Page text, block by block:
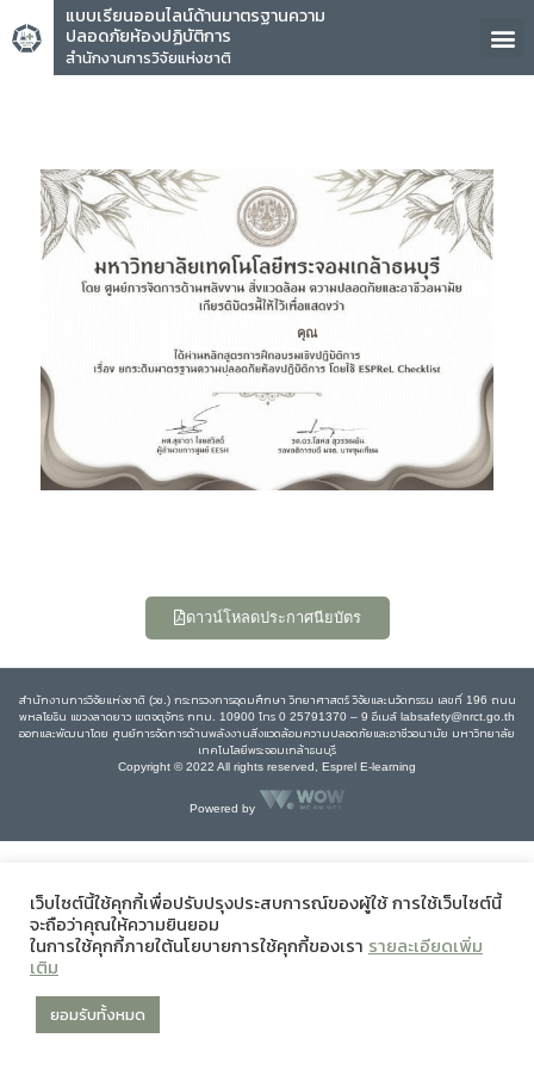
แบบเรียนออนไลน์ด้านมาตรฐานความ
ปลอดภัยห้องปฏิบัติการ
สำนักงานการวิจัยแห่งชาติ
คุณ
ดาวน์โหลดประกาศนียบัตร
สำนักงานการวิจัยแห่งชาติ (วช.) กระทรวงการอุดมศึกษา วิทยาศาสตร์ วิจัยและนวัตกรรม เลขที่ 196 ถนน
พหลโยธิน แขวงลาดยาว เขตจตุจักร กทม. 10900 โทร 0 25791370 – 9 อีเมล์ labsafety@nrct.go.th
ออกและพัฒนาโดย ศูนย์การจัดการด้านพลังงานสิ่งแวดล้อมความปลอดภัยและอาชีวอนามัย มหาวิทยาลัย
เทคโนโลยีพระจอมเกล้าธนบุรี
Copyright © 2022 All rights reserved, Esprel E-learning
Powered by
เว็บไซต์นี้ใช้คุกกี้เพื่อปรับปรุงประสบการณ์ของผู้ใช้ การใช้เว็บไซต์นี้
จะถือว่าคุณให้ความยินยอม
ในการใช้คุกกี้ภายใต้นโยบายการใช้คุกกี้ของเรา รายละเอียดเพิ่ม
เติม
ยอมรับทั้งหมด